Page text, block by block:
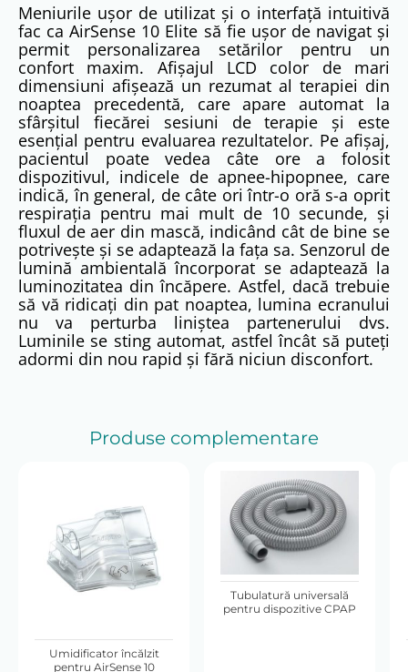
Meniurile ușor de utilizat și o interfață intuitivă
fac ca AirSense 10 Elite să fie ușor de navigat și
permit personalizarea setărilor pentru un
confort maxim. Afișajul LCD color de mari
dimensiuni afișează un rezumat al terapiei din
noaptea precedentă, care apare automat la
sfârșitul fiecărei sesiuni de terapie și este
esențial pentru evaluarea rezultatelor. Pe afișaj,
pacientul poate vedea câte ore a folosit
dispozitivul, indicele de apnee-hipopnee, care
indică, în general, de câte ori într-o oră s-a oprit
respirația pentru mai mult de 10 secunde, și
fluxul de aer din mască, indicând cât de bine se
potrivește și se adaptează la fața sa. Senzorul de
lumină ambientală încorporat se adaptează la
luminozitatea din încăpere. Astfel, dacă trebuie
să vă ridicați din pat noaptea, lumina ecranului
nu va perturba liniștea partenerului dvs.
Luminile se sting automat, astfel încât să puteți
adormi din nou rapid și fără niciun disconfort.
Produse complementare
Umidificator încălzit
pentru AirSense 10
Tubulatură universală
pentru dispozitive CPAP